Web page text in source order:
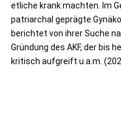
etliche krank machten. Im
patriarchal geprägte
berichtet von ihrer Suche
Gründung des AKF, der bis
kritisch aufgreift u.a.m.